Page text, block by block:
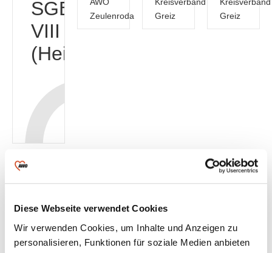
Diese Webseite verwendet Cookies
Wir verwenden Cookies, um Inhalte und Anzeigen zu
personalisieren, Funktionen für soziale Medien anbieten
SGB
VIII
(Heimerziehung)
AWO
Zeulenroda
Kreisverband
Greiz
Kreisverband
Greiz
Kinder-
und
Jugendhäuser
"Future"
AWO
Kreisverband